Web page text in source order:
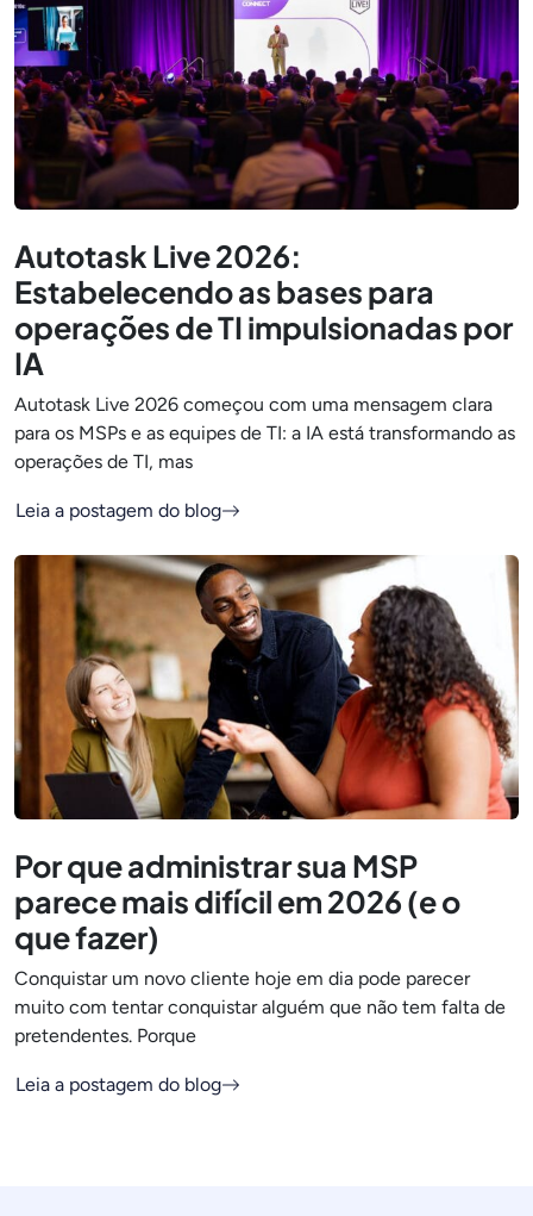
Autotask Live 2026:
Estabelecendo as bases para
operações de TI impulsionadas por
IA
Autotask Live 2026 começou com uma mensagem clara
para os MSPs e as equipes de TI: a IA está transformando as
operações de TI, mas
Leia a postagem do blog
Por que administrar sua MSP
parece mais difícil em 2026 (e o
que fazer)
Conquistar um novo cliente hoje em dia pode parecer
muito com tentar conquistar alguém que não tem falta de
pretendentes. Porque
Leia a postagem do blog